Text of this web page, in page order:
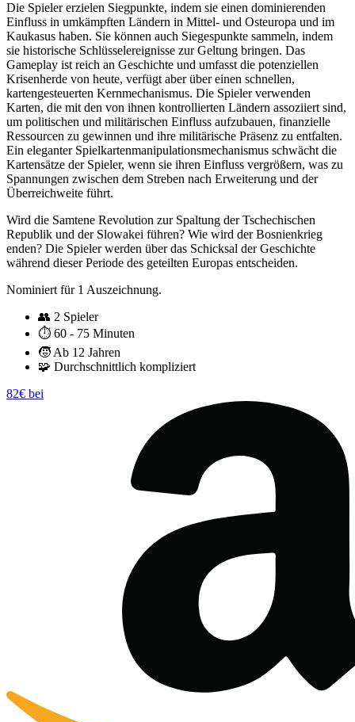
Die Spieler erzielen Siegpunkte, indem sie einen dominierenden
Einfluss in umkämpften Ländern in Mittel- und Osteuropa und im
Kaukasus haben. Sie können auch Siegespunkte sammeln, indem
sie historische Schlüsselereignisse zur Geltung bringen. Das
Gameplay ist reich an Geschichte und umfasst die potenziellen
Krisenherde von heute, verfügt aber über einen schnellen,
kartengesteuerten Kernmechanismus. Die Spieler verwenden
Karten, die mit den von ihnen kontrollierten Ländern assoziiert sind,
um politischen und militärischen Einfluss aufzubauen, finanzielle
Ressourcen zu gewinnen und ihre militärische Präsenz zu entfalten.
Ein eleganter Spielkartenmanipulationsmechanismus schwächt die
Kartensätze der Spieler, wenn sie ihren Einfluss vergrößern, was zu
Spannungen zwischen dem Streben nach Erweiterung und der
Überreichweite führt.
Wird die Samtene Revolution zur Spaltung der Tschechischen
Republik und der Slowakei führen? Wie wird der Bosnienkrieg
enden? Die Spieler werden über das Schicksal der Geschichte
während dieser Periode des geteilten Europas entscheiden.
Nominiert für 1 Auszeichnung.
👥 2 Spieler
⏱️ 60 - 75 Minuten
🧒 Ab 12 Jahren
🧩 Durchschnittlich kompliziert
82€ bei